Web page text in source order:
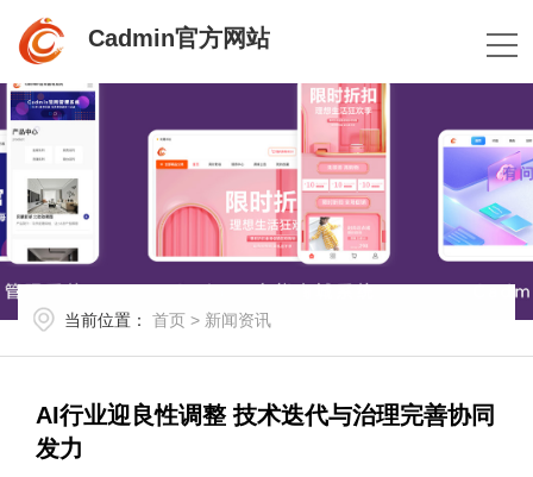
Cadmin官方网站
当前位置： 首页 > 新闻资讯
AI行业迎良性调整 技术迭代与治理完善协同
发力